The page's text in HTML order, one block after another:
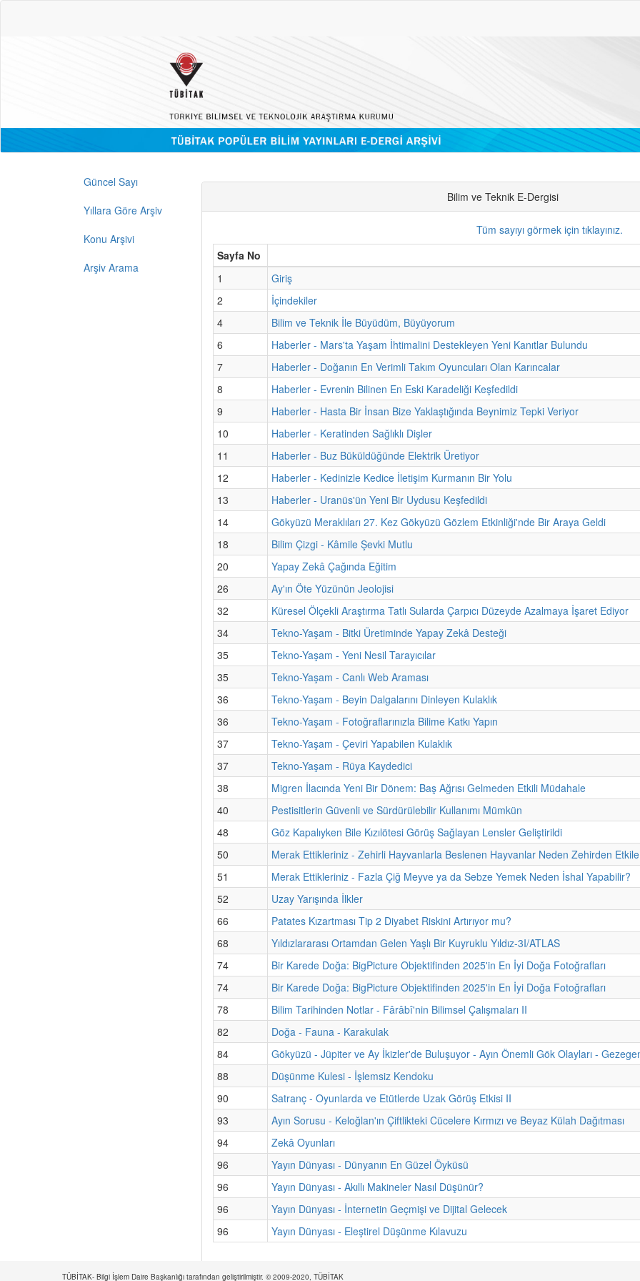
Güncel Sayı
Yıllara Göre Arşiv
Konu Arşivi
Arşiv Arama
Bilim ve Teknik E-Dergisi
Tüm sayıyı görmek için tıklayınız.
Sayfa No
1
Giriş
2
İçindekiler
4
Bilim ve Teknik İle Büyüdüm, Büyüyorum
6
Haberler - Mars'ta Yaşam İhtimalini Destekleyen Yeni Kanıtlar Bulundu
7
Haberler - Doğanın En Verimli Takım Oyuncuları Olan Karıncalar
8
Haberler - Evrenin Bilinen En Eski Karadeliği Keşfedildi
9
Haberler - Hasta Bir İnsan Bize Yaklaştığında Beynimiz Tepki Veriyor
10
Haberler - Keratinden Sağlıklı Dişler
11
Haberler - Buz Büküldüğünde Elektrik Üretiyor
12
Haberler - Kedinizle Kedice İletişim Kurmanın Bir Yolu
13
Haberler - Uranüs'ün Yeni Bir Uydusu Keşfedildi
14
Gökyüzü Meraklıları 27. Kez Gökyüzü Gözlem Etkinliği'nde Bir Araya Geldi
18
Bilim Çizgi - Kâmile Şevki Mutlu
20
Yapay Zekâ Çağında Eğitim
26
Ay'ın Öte Yüzünün Jeolojisi
32
Küresel Ölçekli Araştırma Tatlı Sularda Çarpıcı Düzeyde Azalmaya İşaret Ediyor
34
Tekno-Yaşam - Bitki Üretiminde Yapay Zekâ Desteği
35
Tekno-Yaşam - Yeni Nesil Tarayıcılar
35
Tekno-Yaşam - Canlı Web Araması
36
Tekno-Yaşam - Beyin Dalgalarını Dinleyen Kulaklık
36
Tekno-Yaşam - Fotoğraflarınızla Bilime Katkı Yapın
37
Tekno-Yaşam - Çeviri Yapabilen Kulaklık
37
Tekno-Yaşam - Rüya Kaydedici
38
Migren İlacında Yeni Bir Dönem: Baş Ağrısı Gelmeden Etkili Müdahale
40
Pestisitlerin Güvenli ve Sürdürülebilir Kullanımı Mümkün
48
Göz Kapalıyken Bile Kızılötesi Görüş Sağlayan Lensler Geliştirildi
50
Merak Ettikleriniz - Zehirli Hayvanlarla Beslenen Hayvanlar Neden Zehirden
51
Merak Ettikleriniz - Fazla Çiğ Meyve ya da Sebze Yemek Neden İshal Yapabilir?
52
Uzay Yarışında İlkler
66
Patates Kızartması Tip 2 Diyabet Riskini Artırıyor mu?
68
Yıldızlararası Ortamdan Gelen Yaşlı Bir Kuyruklu Yıldız-3I/ATLAS
74
Bir Karede Doğa: BigPicture Objektifinden 2025'in En İyi Doğa Fotoğrafları
74
Bir Karede Doğa: BigPicture Objektifinden 2025'in En İyi Doğa Fotoğrafları
78
Bilim Tarihinden Notlar - Fârâbî'nin Bilimsel Çalışmaları II
82
Doğa - Fauna - Karakulak
84
Gökyüzü - Jüpiter ve Ay İkizler'de Buluşuyor - Ayın Önemli Gök Olayları -
88
Düşünme Kulesi - İşlemsiz Kendoku
90
Satranç - Oyunlarda ve Etütlerde Uzak Görüş Etkisi II
93
Ayın Sorusu - Keloğlan'ın Çiftlikteki Cücelere Kırmızı ve Beyaz Külah Dağıtması
94
Zekâ Oyunları
96
Yayın Dünyası - Dünyanın En Güzel Öyküsü
96
Yayın Dünyası - Akıllı Makineler Nasıl Düşünür?
96
Yayın Dünyası - İnternetin Geçmişi ve Dijital Gelecek
96
Yayın Dünyası - Eleştirel Düşünme Kılavuzu
TÜBİTAK- Bilgi İşlem Daire Başkanlığı tarafından geliştirilmiştir. © 2009-2020, TÜBİTAK